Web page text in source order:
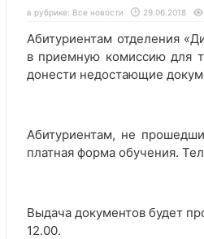
в рубрике: Все новости 29.06.2018
Абитуриентам отделения
в приемную комиссию для
донести недостающие
Абитуриентам, не
платная форма обучения.
Выдача документов будет
12.00.